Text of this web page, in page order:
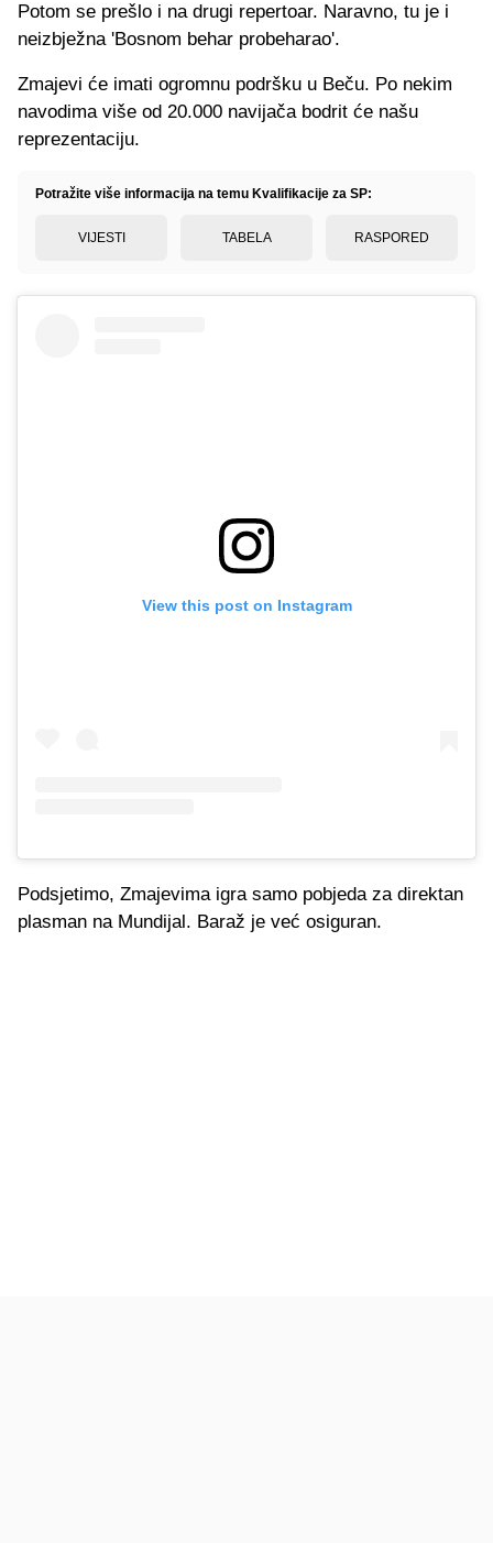
Potom se prešlo i na drugi repertoar. Naravno, tu je i
neizbježna 'Bosnom behar probeharao'.
Zmajevi će imati ogromnu podršku u Beču. Po nekim
navodima više od 20.000 navijača bodrit će našu
reprezentaciju.
Potražite više informacija na temu Kvalifikacije za SP:
VIJESTI TABELA RASPORED
View this post on Instagram
Podsjetimo, Zmajevima igra samo pobjeda za direktan
plasman na Mundijal. Baraž je već osiguran.